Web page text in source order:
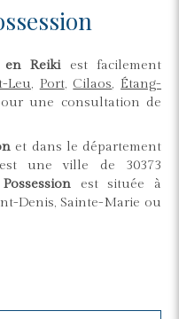
en Reikiest facilement
Leu, Port, Cilaos, Étang-
une consultation de
et dans le département
une ville de 30373
Possession est située à
Denis, Sainte-Marie ou